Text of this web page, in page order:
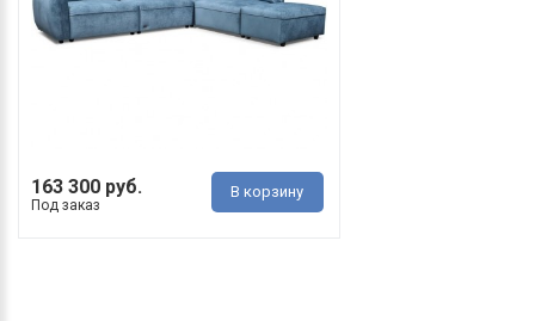
163 300 руб.
Под заказ
В корзину